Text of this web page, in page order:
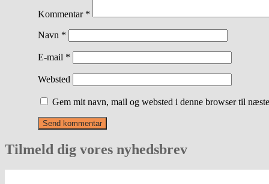
Kommentar *
Navn *
E-mail *
Websted
Gem mit navn, mail og websted i denne browser til
Tilmeld dig vores nyhedsbrev